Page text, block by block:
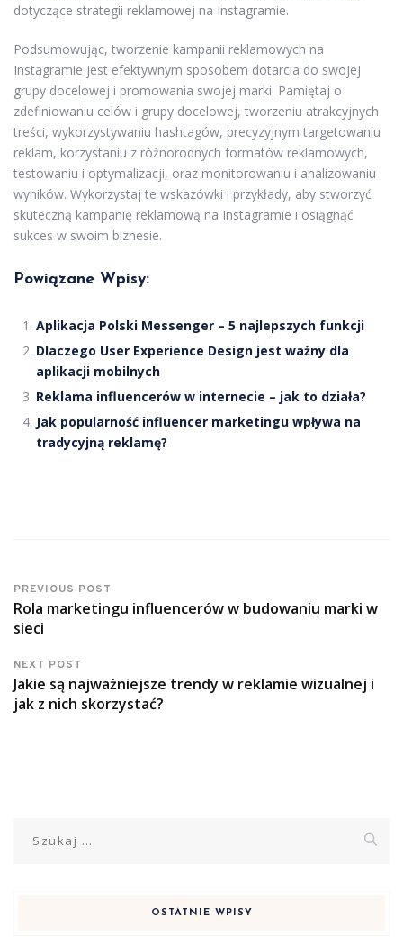
dotyczące strategii reklamowej na Instagramie.
Podsumowując, tworzenie kampanii reklamowych na
Instagramie jest efektywnym sposobem dotarcia do swojej
grupy docelowej i promowania swojej marki. Pamiętaj o
zdefiniowaniu celów i grupy docelowej, tworzeniu atrakcyjnych
treści, wykorzystywaniu hashtagów, precyzyjnym targetowaniu
reklam, korzystaniu z różnorodnych formatów reklamowych,
testowaniu i optymalizacji, oraz monitorowaniu i analizowaniu
wyników. Wykorzystaj te wskazówki i przykłady, aby stworzyć
skuteczną kampanię reklamową na Instagramie i osiągnąć
sukces w swoim biznesie.
Powiązane Wpisy:
Aplikacja Polski Messenger – 5 najlepszych funkcji
Dlaczego User Experience Design jest ważny dla
aplikacji mobilnych
Reklama influencerów w internecie – jak to działa?
Jak popularność influencer marketingu wpływa na
tradycyjną reklamę?
PREVIOUS POST
Rola marketingu influencerów w budowaniu marki w
sieci
NEXT POST
Jakie są najważniejsze trendy w reklamie wizualnej i
jak z nich skorzystać?
OSTATNIE WPISY